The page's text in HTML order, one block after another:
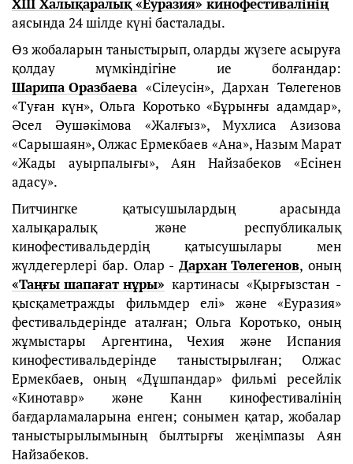
аясында 24 шілде күні басталады.
Өз жобаларын таныстырып, оларды жүзеге асыруға
қолдау мүмкіндігіне ие болғандар:
Шарипа Оразбаева«Сілеусін», Дархан Төлегенов
«Туған күн», Ольга Коротько «Бұрынғы адамдар»,
Әсел Әушәкімова «Жалғыз», Мухлиса Азизова
«Сарышаян», Олжас Ермекбаев «Ана», Назым Марат
«Жады ауырпалығы», Аян Найзабеков «Есінен
адасу».
Питчингке қатысушылардың арасында
халықаралық және республикалық
кинофестивальдердің қатысушылары мен
жүлдегерлері бар. Олар -Дархан Төлегенов, оның
«Таңғы шапағат нұры» картинасы «Қырғызстан -
қысқаметражды фильмдер елі» және «Еуразия»
фестивальдерінде аталған; Ольга Коротько, оның
жұмыстары Аргентина, Чехия және Испания
кинофестивальдерінде таныстырылған; Олжас
Ермекбаев, оның «Дұшпандар» фильмі ресейлік
«Кинотавр» және Канн кинофестивалінің
бағдарламаларына енген; сонымен қатар, жобалар
таныстырылымының былтырғы жеңімпазы Аян
Найзабеков.